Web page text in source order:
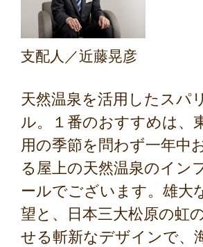
支配人／近藤晃彦
天然温泉を活用したスパ
ル。１番のおすすめは、
用の季節を問わず一年中
る屋上の天然温泉のイン
ールでございます。雄大
望と、日本三大松原の虹
せる斬新なデザインで、